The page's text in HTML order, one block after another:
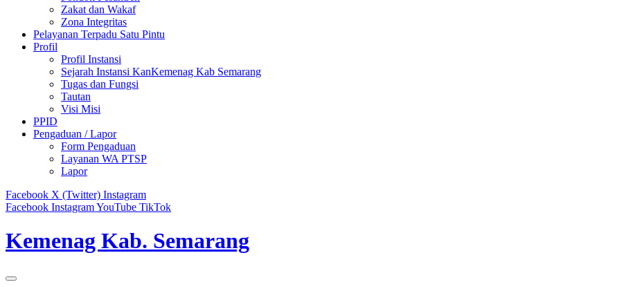
Zakat dan Wakaf
Zona Integritas
Pelayanan Terpadu Satu Pintu
Profil
Profil Instansi
Sejarah Instansi KanKemenag Kab Semarang
Tugas dan Fungsi
Tautan
Visi Misi
PPID
Pengaduan / Lapor
Form Pengaduan
Layanan WA PTSP
Lapor
Facebook X (Twitter) Instagram
Facebook InstagramYouTube TikTok
Kemenag Kab. Semarang